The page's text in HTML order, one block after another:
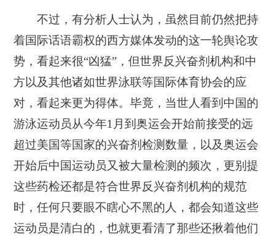
不过，有分析人士认为，虽然目前仍然把持
着国际话语霸权的西方媒体发动的这一轮舆论攻
势，看起来很“凶猛”，但世界反兴奋剂机构和中
方以及其他诸如世界泳联等国际体育协会的应
对，看起来更为得体。毕竟，当世人看到中国的
游泳运动员从今年1月到奥运会开始前接受的远
超过美国等国家的兴奋剂检测数量，以及奥运会
开始后中国运动员又被大量检测的频次，更别提
这些药检还都是符合世界反兴奋剂机构的规范
时，任何只要眼不瞎心不黑的人，都会知道这些
运动员是清白的，也就更看清了那些还揪着他们